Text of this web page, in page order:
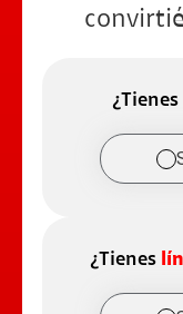
¿Tienes
¿Tienes